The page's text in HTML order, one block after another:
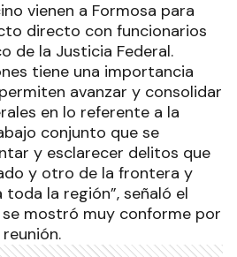
vienen a Formosa para
directo con funcionarios
de la Justicia Federal.
tiene una importancia
avanzar y consolidar
en lo referente a la
conjunto que se
y esclarecer delitos que
y otro de la frontera y
la región”, señaló el
se mostró muy conforme por